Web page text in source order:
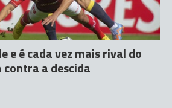
e é cada vez mais rival do
a descida